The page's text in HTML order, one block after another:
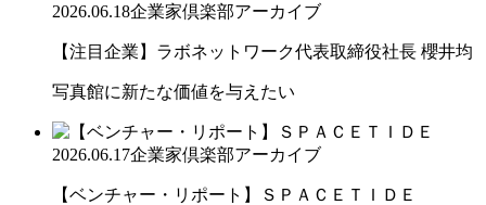
2026.06.18企業家倶楽部アーカイブ
【注目企業】ラボネットワーク代表取締役社長 櫻井均
写真館に新たな価値を与えたい
2026.06.17企業家倶楽部アーカイブ
【ベンチャー・リポート】ＳＰＡＣＥＴＩＤＥ